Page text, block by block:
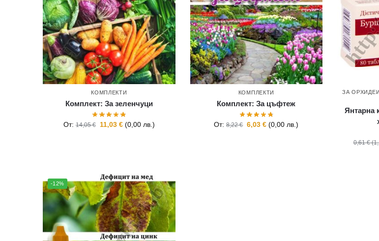
КОМПЛЕКТИ
Комплект: За зеленчуци
От:14,05€ 11,03 € (0,00 лв. )
КОМПЛЕКТИ
Комплект: За цъфтеж
От:8,22€ 6,03€ (0,00 лв.)
ЗА ОРХИДЕИ
Янтарна
0,61€ (
-12%